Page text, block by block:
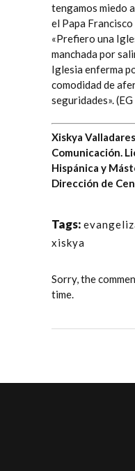
tengamos miedo
el Papa
«Prefiero una
manchada por
Iglesia enferma
comodidad de
seguridades».
Xiskya Valladares
Comunicación.
Hispánica y
Dirección de
Tags:
xiskya
Sorry, the
time.